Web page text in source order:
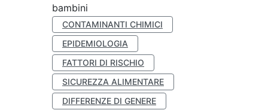
bambini
CONTAMINANTI CHIMICI
EPIDEMIOLOGIA
FATTORI DI RISCHIO
SICUREZZA ALIMENTARE
DIFFERENZE DI GENERE